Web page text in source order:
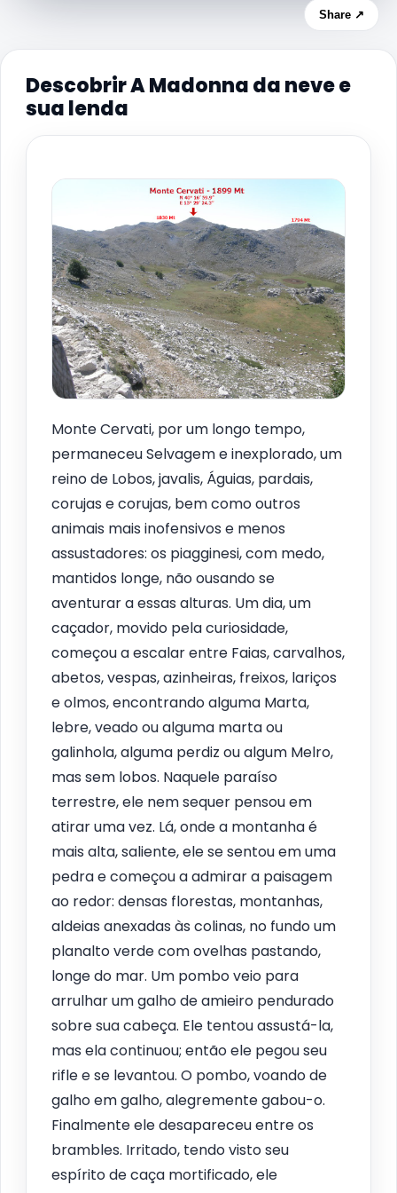
Share ↗
Descobrir A Madonna da neve e
sua lenda
Monte Cervati, por um longo tempo,
permaneceu Selvagem e inexplorado, um
reino de Lobos, javalis, Águias, pardais,
corujas e corujas, bem como outros
animais mais inofensivos e menos
assustadores: os piagginesi, com medo,
mantidos longe, não ousando se
aventurar a essas alturas. Um dia, um
caçador, movido pela curiosidade,
começou a escalar entre Faias, carvalhos,
abetos, vespas, azinheiras, freixos, lariços
e olmos, encontrando alguma Marta,
lebre, veado ou alguma marta ou
galinhola, alguma perdiz ou algum Melro,
mas sem lobos. Naquele paraíso
terrestre, ele nem sequer pensou em
atirar uma vez. Lá, onde a montanha é
mais alta, saliente, ele se sentou em uma
pedra e começou a admirar a paisagem
ao redor: densas florestas, montanhas,
aldeias anexadas às colinas, no fundo um
planalto verde com ovelhas pastando,
longe do mar. Um pombo veio para
arrulhar um galho de amieiro pendurado
sobre sua cabeça. Ele tentou assustá-la,
mas ela continuou; então ele pegou seu
rifle e se levantou. O pombo, voando de
galho em galho, alegremente gabou-o.
Finalmente ele desapareceu entre os
brambles. Irritado, tendo visto seu
espírito de caça mortificado, ele